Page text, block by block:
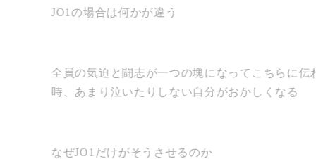
JO1の場合は何かが違う
全員の気迫と闘志が一つの塊になってこちらに伝
時、あまり泣いたりしない自分がおかしくなる
なぜJO1だけがそうさせるのか